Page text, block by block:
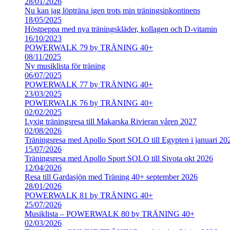
Nu kan jag löpträna igen trots min träningsinkontinens
18/05/2025
Höstpeppa med nya träningskläder, kollagen och D-vitamin
16/10/2023
POWERWALK 79 by TRÄNING 40+
08/11/2025
Ny musiklista för träning
06/07/2025
POWERWALK 77 by TRÄNING 40+
23/03/2025
POWERWALK 76 by TRÄNING 40+
02/02/2025
Lyxig träningsresa till Makarska Rivieran våren 2027
02/08/2026
Träningsresa med Apollo Sport SOLO till Egypten i januari
15/07/2026
Träningsresa med Apollo Sport SOLO till Sivota okt 2026
12/04/2026
Resa till Gardasjön med Träning 40+ september 2026
28/01/2026
POWERWALK 81 by TRÄNING 40+
25/07/2026
Musiklista – POWERWALK 80 by TRÄNING 40+
02/03/2026